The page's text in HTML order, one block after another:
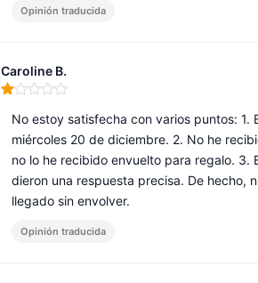
Opinión traducida
Caroline B.
Nota: 1 de 5
No estoy satisfecha con varios puntos:
miércoles 20 de diciembre. 2. No he
no lo he recibido envuelto para regalo. 3.
dieron una respuesta precisa. De hecho,
llegado sin envolver.
Opinión traducida